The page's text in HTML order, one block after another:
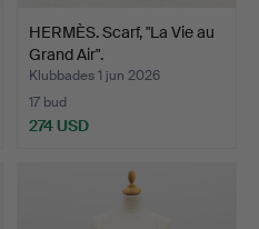
HERMÈS. Scarf, "La Vie au
Grand Air".
Klubbades 1 jun 2026
17 bud
274 USD